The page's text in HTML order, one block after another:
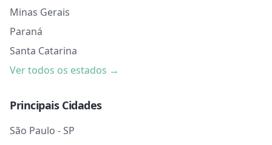
Minas Gerais
Paraná
Santa Catarina
Ver todos os estados →
Principais Cidades
São Paulo - SP